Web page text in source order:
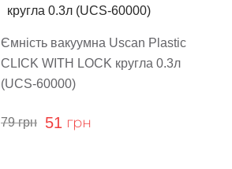
Ємність вакуумна Uscan Plastic
CLICK WITH LOCK кругла 0.3л
(UCS-60000)
79 грн 51 грн